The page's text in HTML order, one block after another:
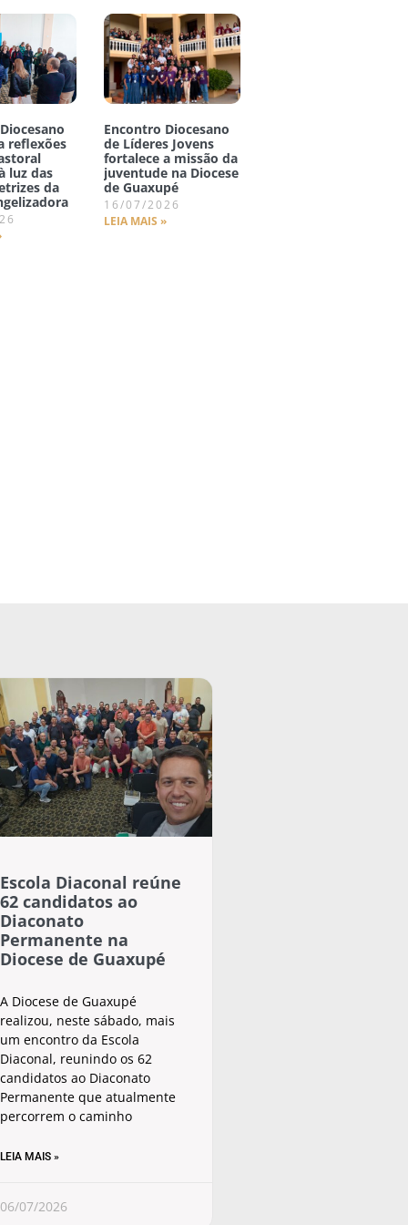
reflexões
luz das
da
Encontro Diocesano
de Líderes Jovens
fortalece a missão da
juventude na Diocese
de Guaxupé
16/07/2026
LEIA MAIS »
Escola Diaconal reúne
62 candidatos ao
Diaconato
Permanente na
Diocese de Guaxupé
A Diocese de Guaxupé
realizou, neste sábado, mais
um encontro da Escola
Diaconal, reunindo os 62
candidatos ao Diaconato
Permanente que atualmente
percorrem o caminho
LEIA MAIS »
06/07/2026